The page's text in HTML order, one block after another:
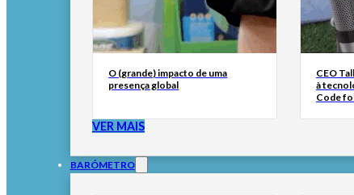
O (grande) impacto de uma
presença global
CEO
à
Code
VER MAIS
BARÓMETRO